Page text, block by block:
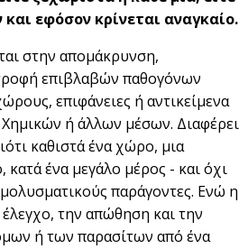
εφόσον κρίνεται αναγκαίο.
στην απομάκρυνση,
επιβλαβών παθογόνων
επιφάνειες ή αντικείμενα
ή άλλων μέσων. Διαφέρει
καθιστά ένα χώρο, μια
κατά ένα μεγάλο μέρος - και όχι
παράγοντες. Ενώ η
την απώθηση και την
ή των παρασίτων από ένα